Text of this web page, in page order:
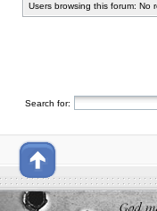
Users browsing this forum: No
Search for: